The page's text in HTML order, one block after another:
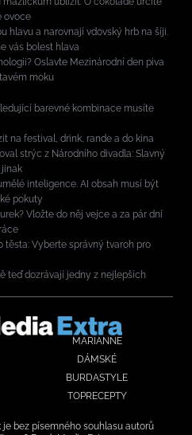
ovoce
hlavu a narovnají vdovský hrb na šíji.
vás bolest hlava
Oslavte Mezinárodní den piva
moku
barevné kombinace musíte
na festival, drink, rande a do kina
strýc z Národního divadla: Slavný
jinak
inteligence. AI obsah musí být
pokuty
Vložte do něj vejce a za pár dní
těsta: Vyberte správný tvaroh pro
teď dozrávají jedny z nejlepších
MARIANNE
DÁMSKÉ
BURDASTYLE
TOPRECEPTY
bez písemného souhlasu autorů